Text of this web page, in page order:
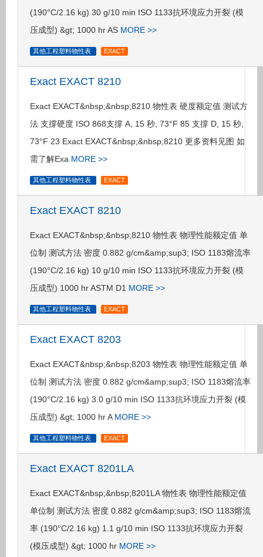
(190°C/2.16 kg) 30 g/10 min ISO 1133抗环境应力开裂 (模
压成型) &gt; 1000 hr AS MORE >>
其他工程塑料物性表 EXACT
Exact EXACT 8210
Exact EXACT&nbsp;&nbsp;8210 物性表 硬度额定值 测试方
法 支撐硬度 ISO 868支撐 A, 15 秒, 73°F 85 支撐 D, 15 秒,
73°F 23 Exact EXACT&nbsp;&nbsp;8210 更多资料见图 如
需了解Exa MORE >>
其他工程塑料物性表 EXACT
Exact EXACT 8210
Exact EXACT&nbsp;&nbsp;8210 物性表 物理性能额定值 单
位制 测试方法 密度 0.882 g/cm&amp;sup3; ISO 1183熔流率
(190°C/2.16 kg) 10 g/10 min ISO 1133抗环境应力开裂 (模
压成型) 1000 hr ASTM D1 MORE >>
其他工程塑料物性表 EXACT
Exact EXACT 8203
Exact EXACT&nbsp;&nbsp;8203 物性表 物理性能额定值 单
位制 测试方法 密度 0.882 g/cm&amp;sup3; ISO 1183熔流率
(190°C/2.16 kg) 3.0 g/10 min ISO 1133抗环境应力开裂 (模
压成型) &gt; 1000 hr A MORE >>
其他工程塑料物性表 EXACT
Exact EXACT 8201LA
Exact EXACT&nbsp;&nbsp;8201LA 物性表 物理性能额定值
单位制 测试方法 密度 0.882 g/cm&amp;sup3; ISO 1183熔流
率 (190°C/2.16 kg) 1.1 g/10 min ISO 1133抗环境应力开裂
(模压成型) &gt; 1000 hr MORE >>